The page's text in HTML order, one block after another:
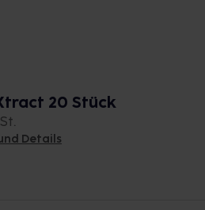
20 Stück
Details